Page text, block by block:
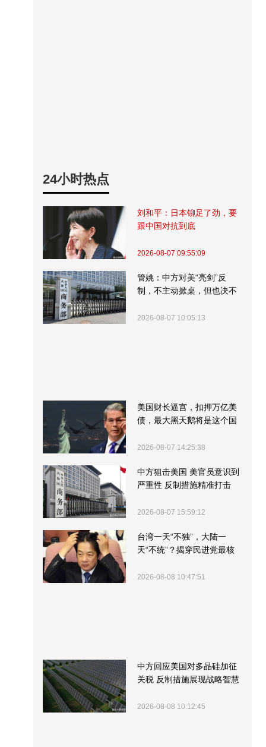
24小时热点
刘和平：日本铆足了劲，要
跟中国对抗到底
2026-08-07 09:55:09
管姚：中方对美“亮剑”反
制，不主动掀桌，但也决不
2026-08-07 10:05:13
美国财长逼宫，扣押万亿美
债，最大黑天鹅将是这个国
2026-08-07 14:25:38
中方狙击美国 美官员意识到
严重性 反制措施精准打击
2026-08-07 15:59:12
台湾一天“不独”，大陆一
天“不统”？揭穿民进党最核
2026-08-08 10:47:51
中方回应美国对多晶硅加征
关税 反制措施展现战略智慧
2026-08-08 10:12:45